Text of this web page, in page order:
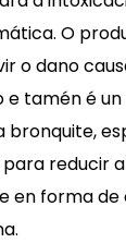
O
o dano
e tamén é
reducir
en forma